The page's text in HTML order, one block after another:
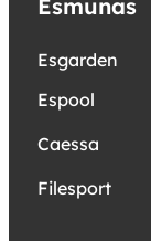
Esmunas
Esgarden
Espool
Caessa
Filesport